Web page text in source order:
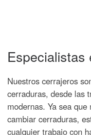
Especialistas
Nuestros cerrajeros
cerraduras, desde las
modernas. Ya sea
cambiar cerraduras,
cualquier trabajo con